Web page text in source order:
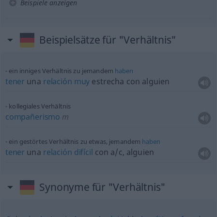
Beispiele anzeigen
Beispielsätze für "Verhältnis"
ein inniges Verhältnis zu jemandem haben
tener una relación muy estrecha con alguien
kollegiales Verhältnis
compañerismo m
ein gestörtes Verhältnis zu etwas, jemandem haben
tener una relación difícil con a/c, alguien
Synonyme für "Verhältnis"